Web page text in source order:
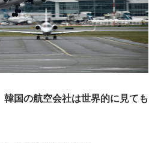
韓国の航空会社は世界的に見ても